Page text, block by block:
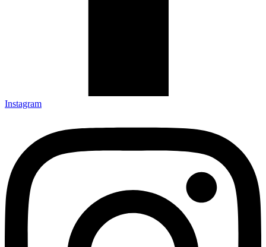
Instagram